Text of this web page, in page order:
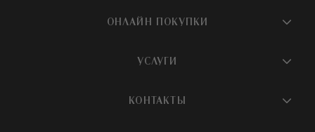
О магазине
Бутики и ПВЗ ЦУМ
ОНЛАЙН ПОКУПКИ
Доставка
УСЛУГИ
КОНТАКТЫ